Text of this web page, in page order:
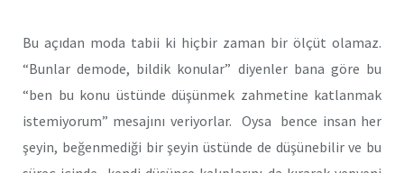
Bu açıdan moda tabii ki hiçbir zaman bir ölçüt olamaz.
“Bunlar demode, bildik konular” diyenler bana göre bu
“ben bu konu üstünde düşünmek zahmetine katlanmak
istemiyorum” mesajını veriyorlar. Oysa bence insan her
şeyin, beğenmediği bir şeyin üstünde de düşünebilir ve bu